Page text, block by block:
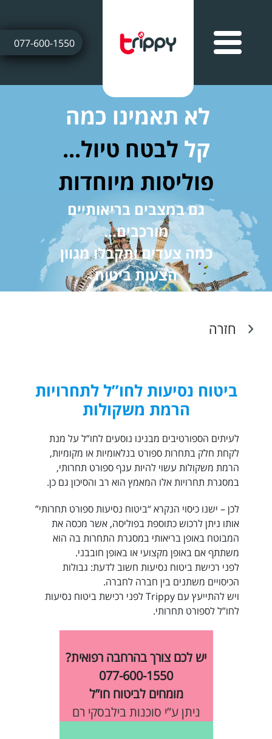
077-600-1550
לא תאמינו כמה
קל לבטח טיול...
פוליסות מיוחדות
גם במצבים בריאותיים
מורכבים...
כמה צעדים ותקבלו מגוון
הצעות ביטוח
חזרה
ביטוח נסיעות לחו”ל לתחרויות
הרמת משקולות
לעיתים הספורטיבים מבנינו נוסעים לחו”ל על מנת
לקחת חלק בתחרות ספורט בנלאומיות או מקומיות,
הרמת משקולות עשוי להיות ענף ספורט תחרותי,
במסגרת תחרויות אלו המאמץ הוא רב והסיכון גם כן.
לכן – ישנו כיסוי הנקרא “ביטוח נסיעות ספורט תחרותי”
אותו ניתן לרכוש כתוספת בפוליסה, אשר מכסה את
המבוטח באופן בריאותי במסגרת התחרות בה הוא
משתתף אם באופן מקצועי או באופן חובבני.
לפני רכישת ביטוח נסיעות חשוב לדעת: גבולות
הכיסויים משתנים בין חברה לחברה.
ויש להתייעץ עם Trippy לפני רכישת
ביטוח נסיעות
לחו”ללספורט תחרותי.
יש לכם צורך בהרחבה רפואית?
077-600-1550
מומחים לביטוח חו”ל
ניתן ע”י סוכנות בילבסקי רם